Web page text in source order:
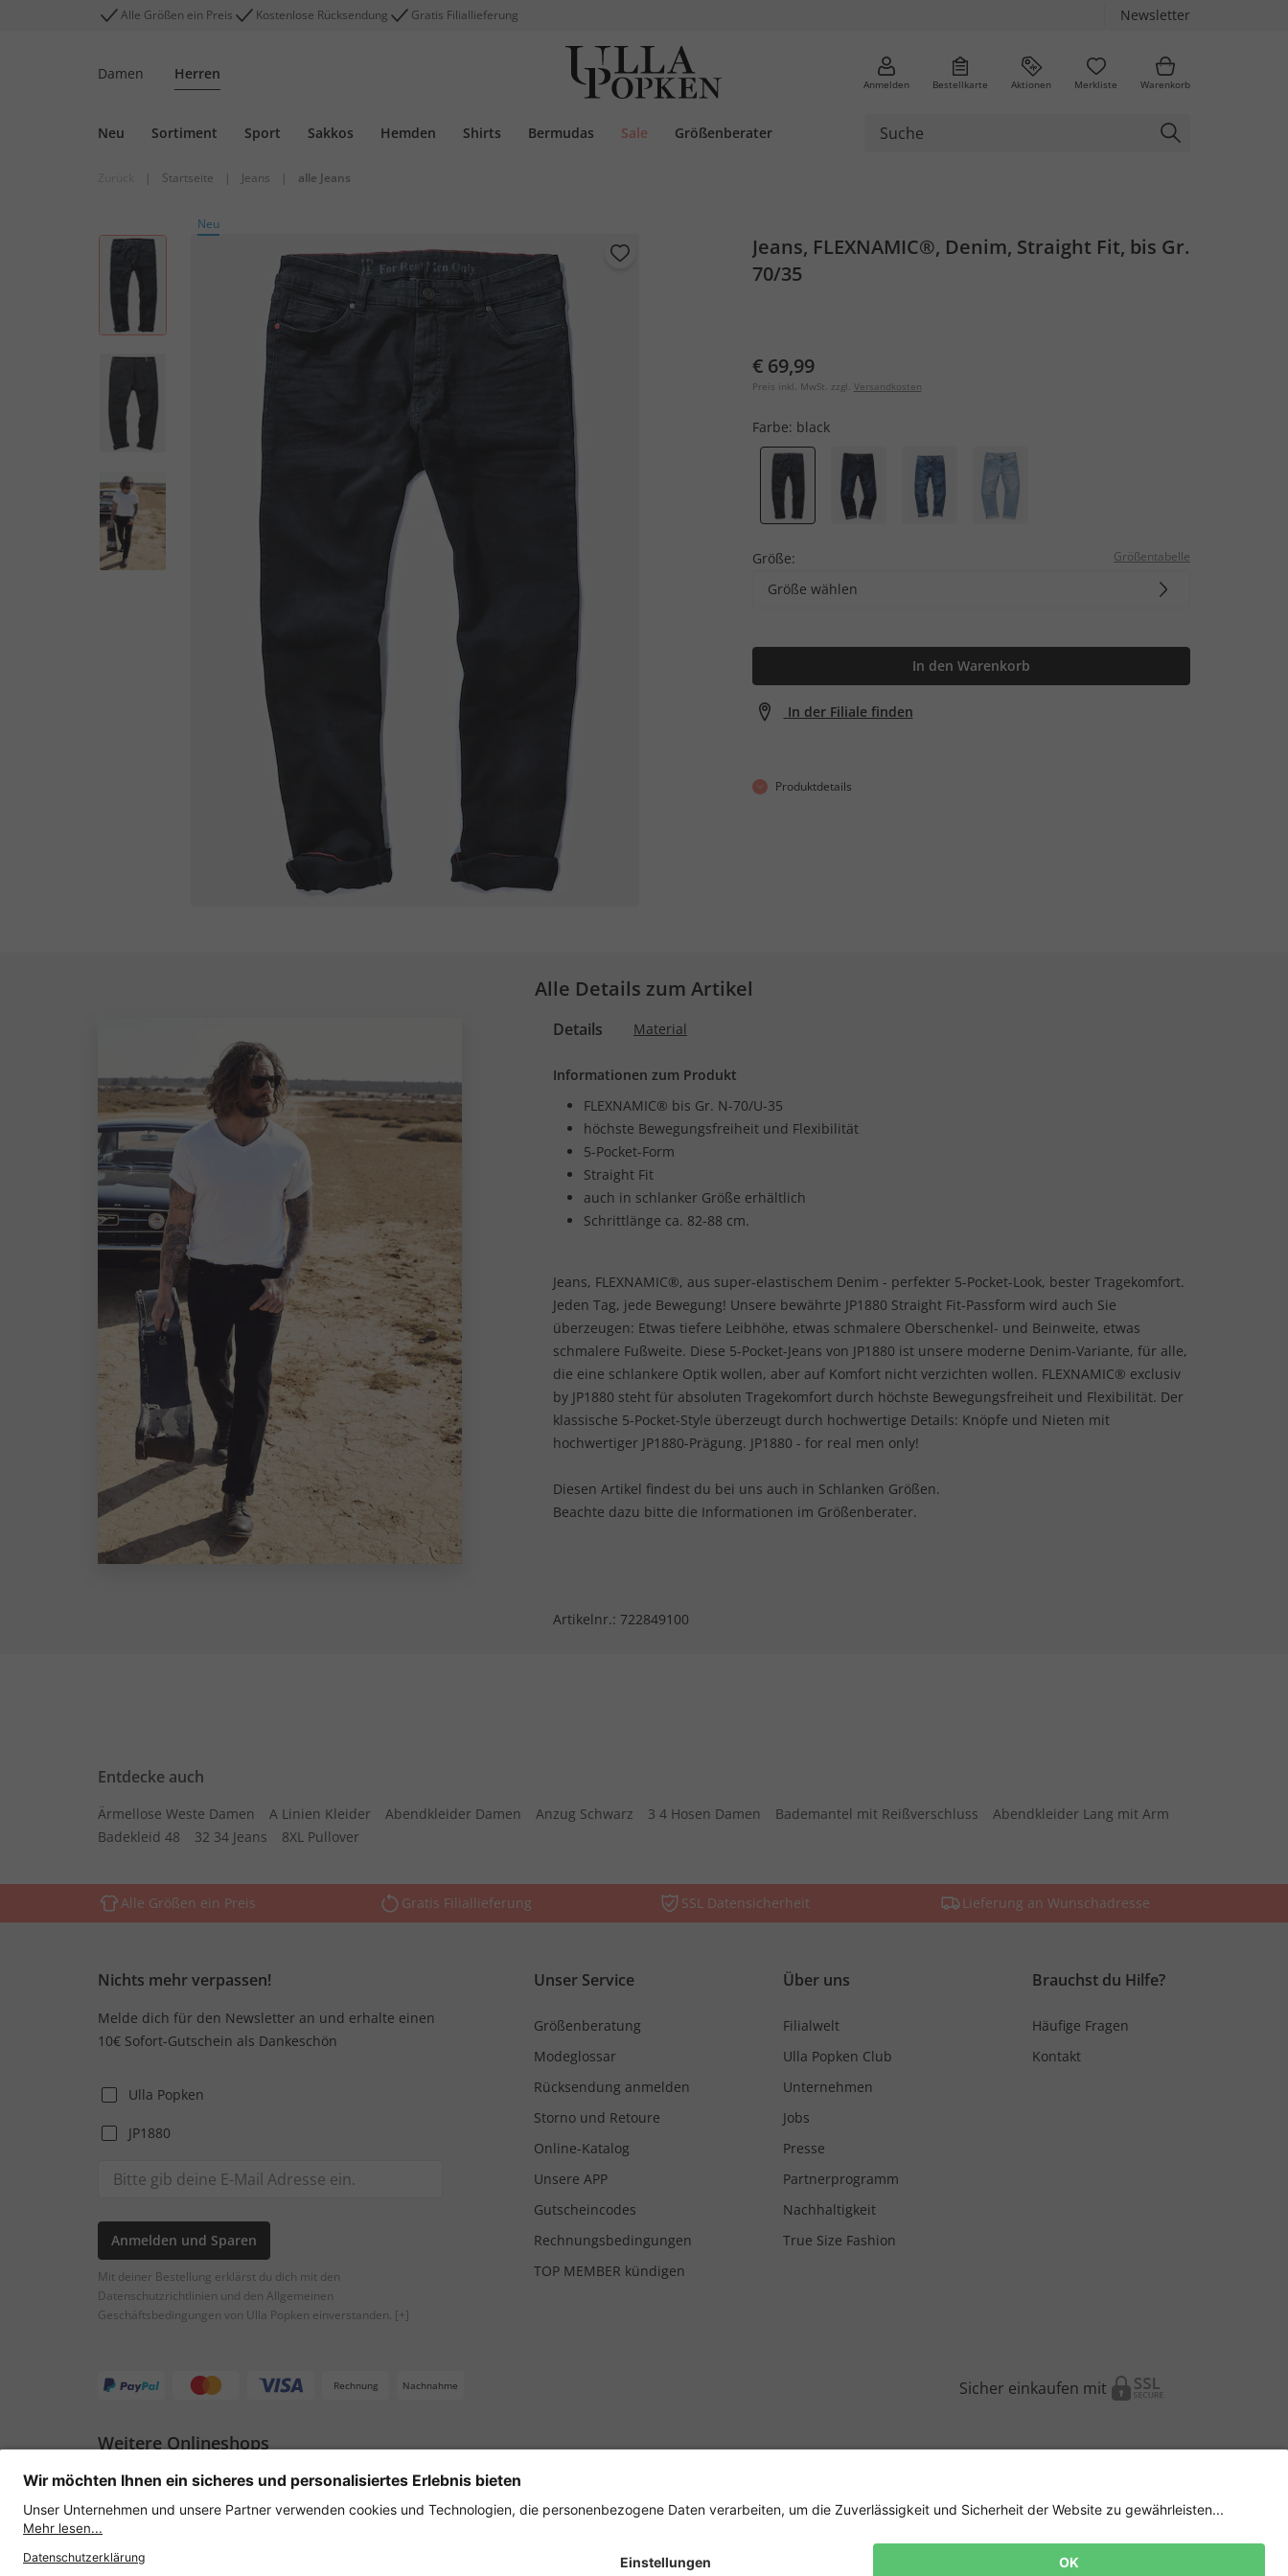
Alle Größen ein Preis Kostenlose Rücksendung Gratis Filiallieferung Newsletter
Damen Herren
Anmelden Bestellkarte Aktionen Merkliste Warenkorb
Neu Sortiment Sport Sakkos Hemden Shirts Bermudas Sale Größenberater
| Startseite | Jeans | alle Jeans
Neu
Jeans, FLEXNAMIC®, Denim, Straight Fit, bis Gr.
70/35
€ 69,99
Preis inkl. MwSt. zzgl. Versandkosten
Farbe: black
Größe: Größentabelle
Größe wählen
In den Warenkorb
In der Filiale finden
Produktdetails
Alle Details zum Artikel
Details Material
Informationen zum Produkt
FLEXNAMIC® bis Gr. N-70/U-35
höchste Bewegungsfreiheit und Flexibilität
5-Pocket-Form
Straight Fit
auch in schlanker Größe erhältlich
Schrittlänge ca. 82-88 cm.
Jeans, FLEXNAMIC®, aus super-elastischem Denim - perfekter 5-Pocket-Look, bester Tragekomfort.
Jeden Tag, jede Bewegung! Unsere bewährte JP1880 Straight Fit-Passform wird auch Sie
überzeugen: Etwas tiefere Leibhöhe, etwas schmalere Oberschenkel- und Beinweite, etwas
schmalere Fußweite. Diese 5-Pocket-Jeans von JP1880 ist unsere moderne Denim-Variante, für alle,
die eine schlankere Optik wollen, aber auf Komfort nicht verzichten wollen. FLEXNAMIC® exclusiv
by JP1880 steht für absoluten Tragekomfort durch höchste Bewegungsfreiheit und Flexibilität. Der
klassische 5-Pocket-Style überzeugt durch hochwertige Details: Knöpfe und Nieten mit
hochwertiger JP1880-Prägung. JP1880 - for real men only!
Diesen Artikel findest du bei uns auch in Schlanken Größen.
Beachte dazu bitte die Informationen im Größenberater.
Artikelnr.: 722849100
Entdecke auch
Ärmellose Weste Damen A Linien Kleider Abendkleider Damen Anzug Schwarz 3 4 Hosen Damen Bademantel mit Reißverschluss
Abendkleider Lang mit Arm
Badekleid 48
32 34 Jeans 8XL Pullover
Alle Größen ein Preis Gratis Filiallieferung SSL Datensicherheit Lieferung an Wunschadresse
Nichts mehr verpassen!
Melde dich für den Newsletter an und erhalte einen
10€ Sofort-Gutschein als Dankeschön
Ulla Popken
JP1880
Anmelden und Sparen
Mit deiner Bestellung erklärst du dich mit den
Datenschutzrichtlinien und den Allgemeinen
Geschäftsbedingungen von Ulla Popken einverstanden. [+]
Unser Service
Größenberatung
Modeglossar
Rücksendung anmelden
Storno und Retoure
Online-Katalog
Unsere APP
Gutscheincodes
Rechnungsbedingungen
TOP MEMBER kündigen
Über uns
Filialwelt
Ulla Popken Club
Unternehmen
Jobs
Presse
Partnerprogramm
Nachhaltigkeit
True Size Fashion
Brauchst du Hilfe?
Häufige Fragen
Kontakt
Rechnung Nachnahme Sicher einkaufen mit
Weitere Onlineshops
Österreich